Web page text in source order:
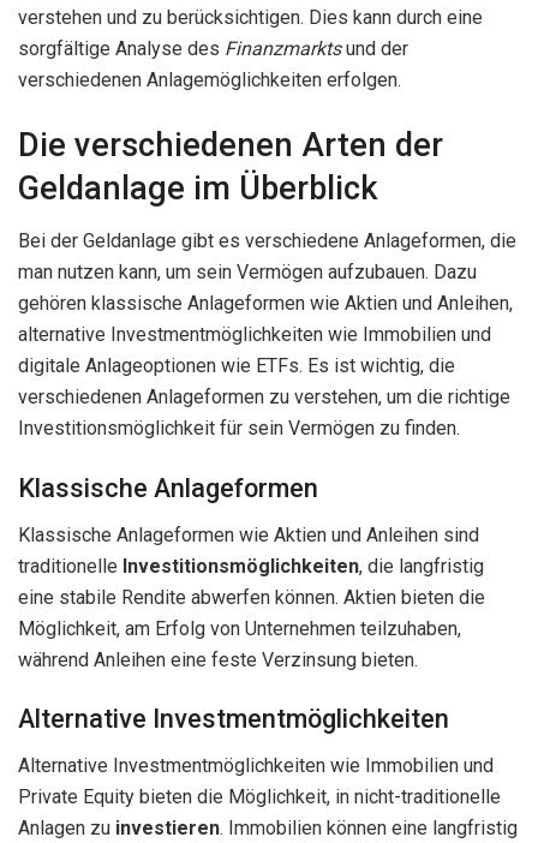
verstehen und zu berücksichtigen. Dies kann durch eine
sorgfältige Analyse des Finanzmarktsund der
verschiedenen Anlagemöglichkeiten erfolgen.
Die verschiedenen Arten der
Geldanlage im Überblick
Bei der Geldanlage gibt es verschiedene Anlageformen, die
man nutzen kann, um sein Vermögen aufzubauen. Dazu
gehören klassische Anlageformen wie Aktien und Anleihen,
alternative Investmentmöglichkeiten wie Immobilien und
digitale Anlageoptionen wie ETFs. Es ist wichtig, die
verschiedenen Anlageformen zu verstehen, um die richtige
Investitionsmöglichkeit für sein Vermögen zu finden.
Klassische Anlageformen
Klassische Anlageformen wie Aktien und Anleihen sind
traditionelle Investitionsmöglichkeiten, die langfristig
eine stabile Rendite abwerfen können. Aktien bieten die
Möglichkeit, am Erfolg von Unternehmen teilzuhaben,
während Anleihen eine feste Verzinsung bieten.
Alternative Investmentmöglichkeiten
Alternative Investmentmöglichkeiten wie Immobilien und
Private Equity bieten die Möglichkeit, in nicht-traditionelle
Anlagen zu investieren. Immobilien können eine langfristig